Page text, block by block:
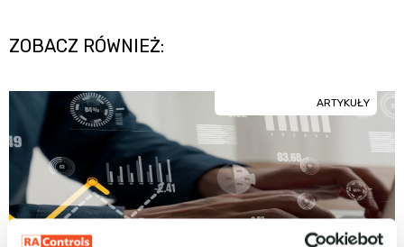
ZOBACZ RÓWNIEŻ:
ARTYKUŁY